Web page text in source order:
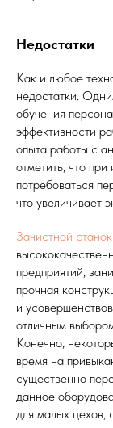
Недостатки
Как и любое
недостатки.
обучения
эффективности
опыта работы с
отметить, что
потребоваться
что увеличивает
Зачистной
предприятий,
прочная
и
отличным
Конечно,
время на
существенно
данное
для малых цехов,